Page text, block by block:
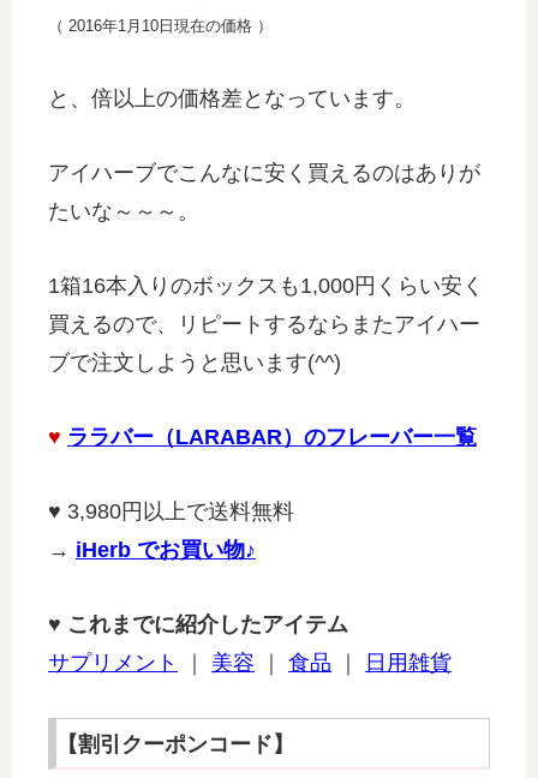
（ 2016年1月10日現在の価格 ）
と、倍以上の価格差となっています。
アイハーブでこんなに安く買えるのはありが
たいな～～～。
1箱16本入りのボックスも1,000円くらい安く
買えるので、リピートするならまたアイハー
ブで注文しようと思います(^^)
♥ ララバー（LARABAR）のフレーバー一覧
♥ 3,980円以上で送料無料
→ iHerb でお買い物♪
♥ これまでに紹介したアイテム
サプリメント
美容 食品 日用雑貨
【割引クーポンコード】